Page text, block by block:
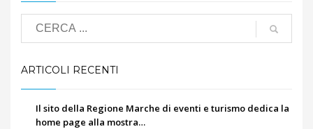
ARTICOLI RECENTI
Il sito della Regione Marche di eventi e turismo dedica la
home page alla mostra…